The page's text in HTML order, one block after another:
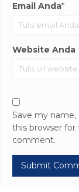
Email Anda*
Website Anda
Save my name,
this browser
comment.